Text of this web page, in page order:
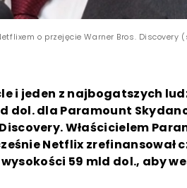
o przejęcie Warner Bros. Discovery
i jeden z najbogatszych
dol. dla Paramount
Właścicielem
Netflix zrefinansował
59 mld dol., aby